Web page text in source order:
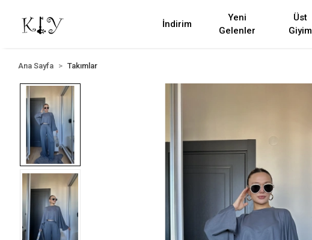
İndirim
Yeni
Gelenler
Üst
Giyim
Ana Sayfa Takımlar